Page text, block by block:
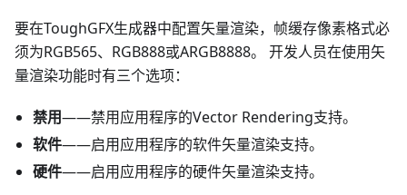
要在ToughGFX生成器中配置矢量渲染，帧缓存像素格式必
须为RGB565、RGB888或ARGB8888。 开发人员在使用矢
量渲染功能时有三个选项：
禁用——禁用应用程序的Vector Rendering支持。
软件——启用应用程序的软件矢量渲染支持。
硬件——启用应用程序的硬件矢量渲染支持。